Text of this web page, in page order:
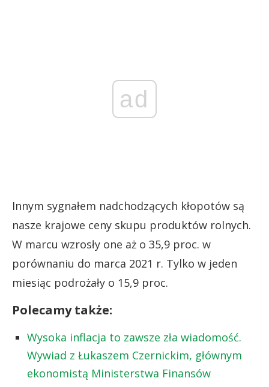
ad
Innym sygnałem nadchodzących kłopotów są
nasze krajowe ceny skupu produktów rolnych.
W marcu wzrosły one aż o 35,9 proc. w
porównaniu do marca 2021 r. Tylko w jeden
miesiąc podrożały o 15,9 proc.
Polecamy także:
Wysoka inflacja to zawsze zła wiadomość.
Wywiad z Łukaszem Czernickim, głównym
ekonomistą Ministerstwa Finansów